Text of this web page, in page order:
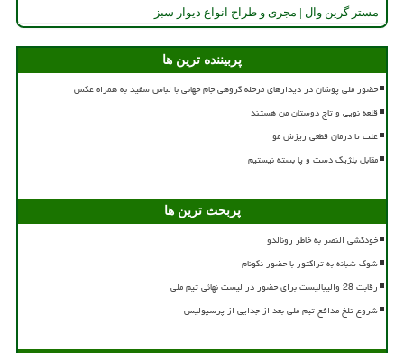
مستر گرین وال | مجری و طراح انواع دیوار سبز
پربیننده ترین ها
حضور ملی پوشان در دیدارهای مرحله گروهی جام جهانی با لباس سفید به همراه عکس
قلعه نویی و تاج دوستان من هستند
علت تا درمان قطعی ریزش مو
مقابل بلژیک دست و پا بسته نیستیم
پربحث ترین ها
خودکشی النصر به خاطر رونالدو
شوک شبانه به تراکتور با حضور نکونام
رقابت 28 والیبالیست برای حضور در لیست نهائی تیم ملی
شروع تلخ مدافع تیم ملی بعد از جدایی از پرسپولیس